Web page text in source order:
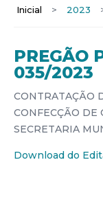
Inicial > 2023
PREGÃO
035/2023
CONTRATAÇÃO
CONFECÇÃO DE
SECRETARIA
Download do